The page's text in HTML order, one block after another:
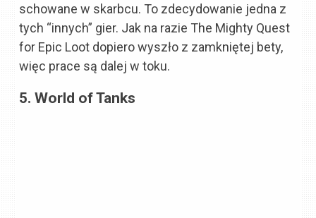
schowane w skarbcu. To zdecydowanie jedna z
tych “innych” gier. Jak na razie The Mighty Quest
for Epic Loot dopiero wyszło z zamkniętej bety,
więc prace są dalej w toku.
5. World of Tanks